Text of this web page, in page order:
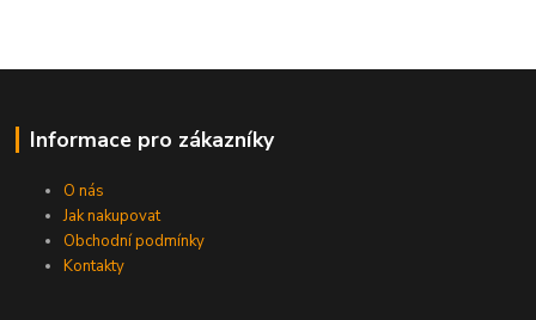
Informace pro zákazníky
O nás
Jak nakupovat
Obchodní podmínky
Kontakty